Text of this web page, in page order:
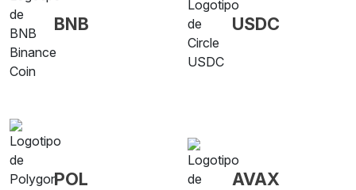
BNB USDC
POL AVAX